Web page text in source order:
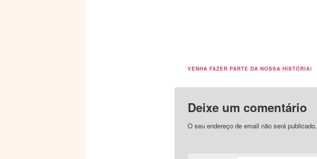
VENHA FAZER PARTE DA NOSSA HISTÓRIA!
Deixe um comentário
O seu endereço de email não será publicado.